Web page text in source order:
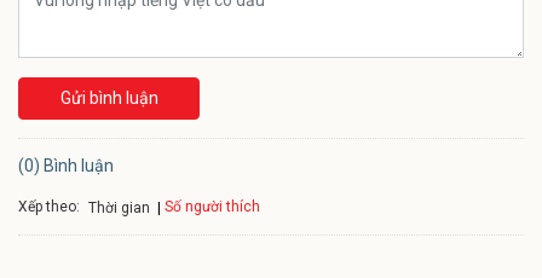
Gửi bình luận
(0) Bình luận
Xếp theo: Thời gian Số người thích